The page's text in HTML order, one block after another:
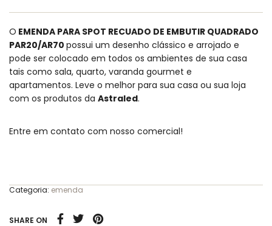
O EMENDA PARA SPOT RECUADO DE EMBUTIR QUADRADO
PAR20/AR70 possui um desenho clássico e arrojado e
pode ser colocado em todos os ambientes de sua casa
tais como sala, quarto, varanda gourmet e
apartamentos. Leve o melhor para sua casa ou sua loja
com os produtos da Astraled.
Entre em contato com nosso comercial!
Categoria: emenda
SHARE ON